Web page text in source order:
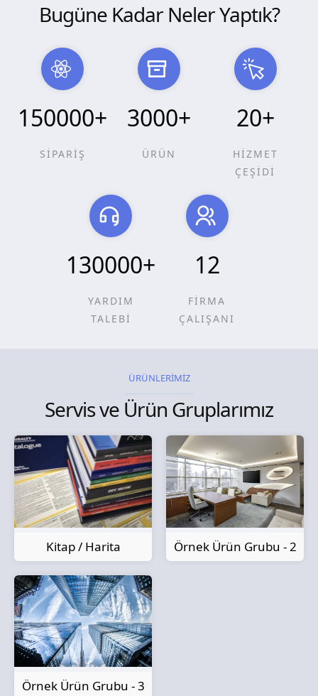
Bugüne Kadar Neler Yaptık?
150000+
SİPARİŞ
3000+
ÜRÜN
20+
HİZMET
ÇEŞİDİ
130000+
YARDIM
TALEBİ
12
FİRMA
ÇALIŞANI
ÜRÜNLERİMİZ
Servis ve Ürün Gruplarımız
Kitap / Harita Örnek Ürün Grubu - 2
Örnek Ürün Grubu - 3